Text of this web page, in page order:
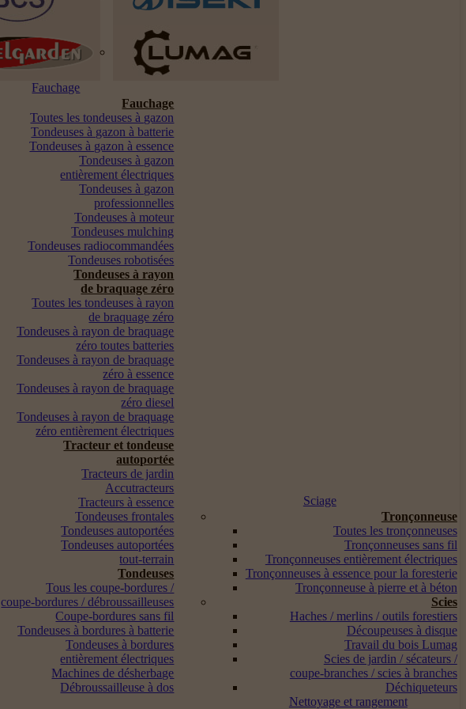
Fauchage
Fauchage
Toutes les tondeuses à gazon
Tondeuses à gazon à batterie
Tondeuses à gazon à essence
Tondeuses à gazon
entièrement électriques
Tondeuses à gazon
professionnelles
Tondeuses à moteur
Tondeuses mulching
Tondeuses radiocommandées
Tondeuses robotisées
Tondeuses à rayon
de braquage zéro
Toutes les tondeuses à rayon
de braquage zéro
Tondeuses à rayon de braquage
zéro toutes batteries
Tondeuses à rayon de braquage
zéro à essence
Tondeuses à rayon de braquage
zéro diesel
Tondeuses à rayon de braquage
zéro entièrement électriques
Tracteur et tondeuse
autoportée
Tracteurs de jardin
Accutracteurs
Tracteurs à essence
Tondeuses frontales
Tondeuses autoportées
Tondeuses autoportées
tout-terrain
Tondeuses
Tous les coupe-bordures /
coupe-bordures / débroussailleuses
Coupe-bordures sans fil
Tondeuses à bordures à batterie
Tondeuses à bordures
entièrement électriques
Machines de désherbage
Débroussailleuse à dos
Sciage
Tronçonneuse
Toutes les tronçonneuses
Tronçonneuses sans fil
Tronçonneuses entièrement électriques
Tronçonneuses à essence pour la foresterie
Tronçonneuse à pierre et à béton
Scies
Haches / merlins / outils forestiers
Découpeuses à disque
Travail du bois Lumag
Scies de jardin / sécateurs /
coupe-branches / scies à branches
Déchiqueteurs
Nettoyage et rangement